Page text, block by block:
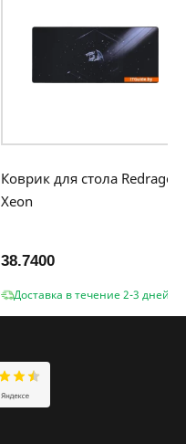
Коврик для стола Redragon
Xeon
38.7400
Доставка в течение 2-3 дней